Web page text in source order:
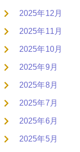
2025年12月
2025年11月
2025年10月
2025年9月
2025年8月
2025年7月
2025年6月
2025年5月